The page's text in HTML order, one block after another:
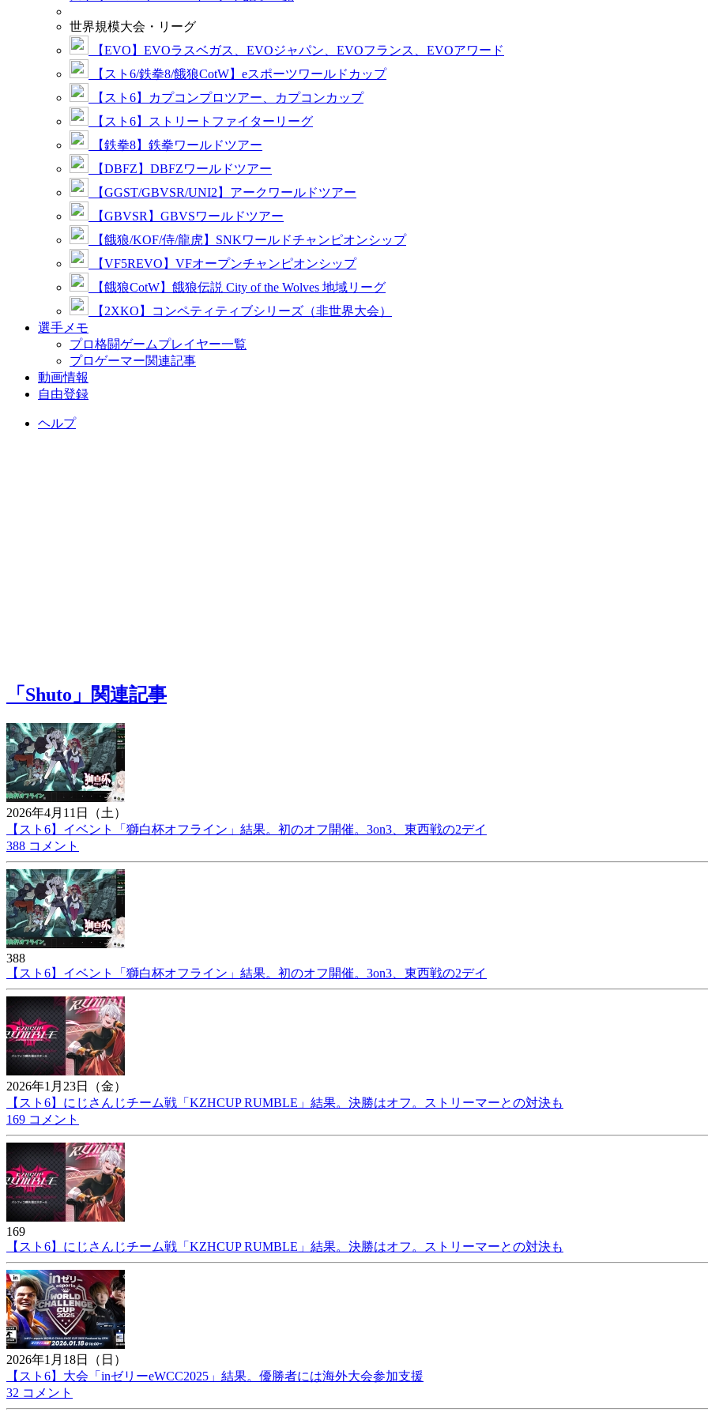
世界規模大会・リーグ
【EVO】EVOラスベガス、EVOジャパン、EVOフランス、EVOアワード
【スト6/鉄拳8/餓狼CotW】eスポーツワールドカップ
【スト6】カプコンプロツアー、カプコンカップ
【スト6】ストリートファイターリーグ
【鉄拳8】鉄拳ワールドツアー
【DBFZ】DBFZワールドツアー
【GGST/GBVSR/UNI2】アークワールドツアー
【GBVSR】GBVSワールドツアー
【餓狼/KOF/侍/龍虎】SNKワールドチャンピオンシップ
【VF5REVO】VFオープンチャンピオンシップ
【餓狼CotW】餓狼伝説 City of the Wolves 地域リーグ
【2XKO】コンペティティブシリーズ（非世界大会）
選手メモ
プロ格闘ゲームプレイヤー一覧
プロゲーマー関連記事
動画情報
自由登録
ヘルプ
「Shuto」関連記事
2026年4月11日（土）
【スト6】イベント「獅白杯オフライン」結果。初のオフ開催。3on3、東西戦の2デイ
388 コメント
388
【スト6】イベント「獅白杯オフライン」結果。初のオフ開催。3on3、東西戦の2デイ
2026年1月23日（金）
【スト6】にじさんじチーム戦「KZHCUP RUMBLE」結果。決勝はオフ。ストリーマーとの対決も
169 コメント
169
【スト6】にじさんじチーム戦「KZHCUP RUMBLE」結果。決勝はオフ。ストリーマーとの対決も
2026年1月18日（日）
【スト6】大会「inゼリーeWCC2025」結果。優勝者には海外大会参加支援
32 コメント